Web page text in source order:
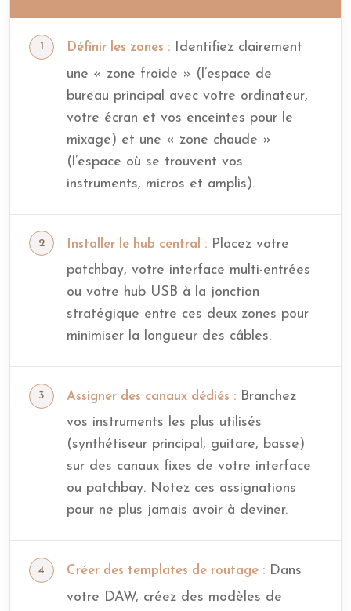
Définir les zones : Identifiez clairement
une « zone froide » (l’espace de
bureau principal avec votre ordinateur,
votre écran et vos enceintes pour le
mixage) et une « zone chaude »
(l’espace où se trouvent vos
instruments, micros et amplis).
Installer le hub central : Placez votre
patchbay, votre interface multi-entrées
ou votre hub USB à la jonction
stratégique entre ces deux zones pour
minimiser la longueur des câbles.
Assigner des canaux dédiés : Branchez
vos instruments les plus utilisés
(synthétiseur principal, guitare, basse)
sur des canaux fixes de votre interface
ou patchbay. Notez ces assignations
pour ne plus jamais avoir à deviner.
Créer des templates de routage : Dans
votre DAW, créez des modèles de